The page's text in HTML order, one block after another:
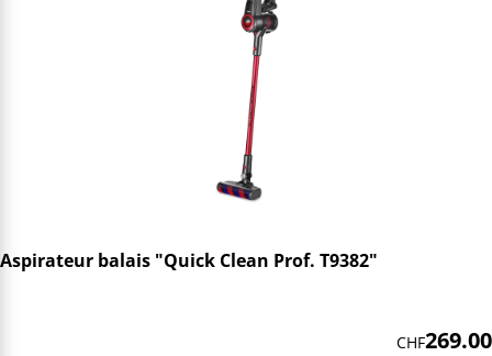
Aspirateur balais "Quick Clean Prof. T9382"
CHF269.00